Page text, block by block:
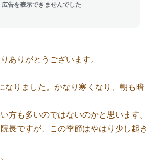
広告を表示できませんでした
ありがとうございます。
なりました。かなり寒くなり、朝も暗
方も多いのではないのかと思います。
長ですが、この季節はやはり少し起き